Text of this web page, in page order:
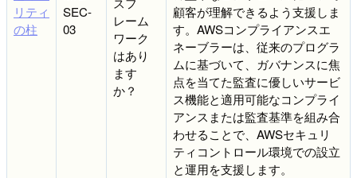
リティ
の柱
SEC-
03
レーム
ワーク
はあり
ます
か？
顧客が理解できるよう支援しま
す。AWSコンプライアンスエ
ネーブラーは、従来のプログラ
ムに基づいて、ガバナンスに焦
点を当てた監査に優しいサービ
ス機能と適用可能なコンプライ
アンスまたは監査基準を組み合
わせることで、AWSセキュリ
ティコントロール環境での設立
と運用を支援します。